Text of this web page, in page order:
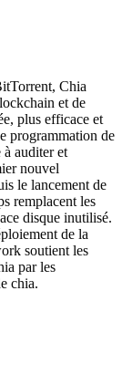
Chia
et de
plus efficace et
programmation de
auditer et
nouvel
le lancement de
remplacent les
disque inutilisé.
de la
soutient les
par les
chia.